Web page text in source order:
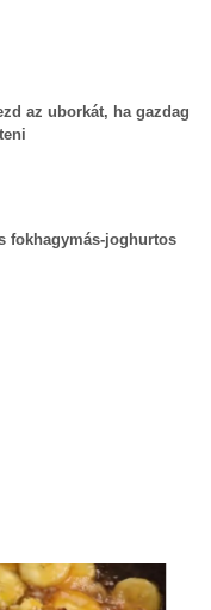
az uborkát, ha gazdag
fokhagymás-joghurtos